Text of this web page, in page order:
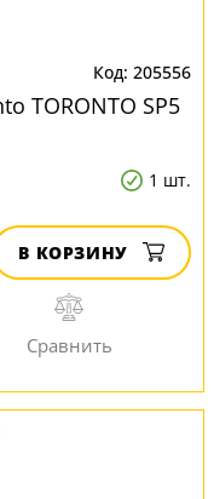
205556
TORONTO SP5
1 шт.
В КОРЗИНУ